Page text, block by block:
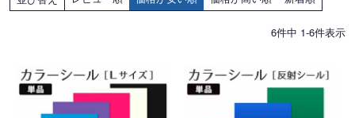
6件中 1-6件表示